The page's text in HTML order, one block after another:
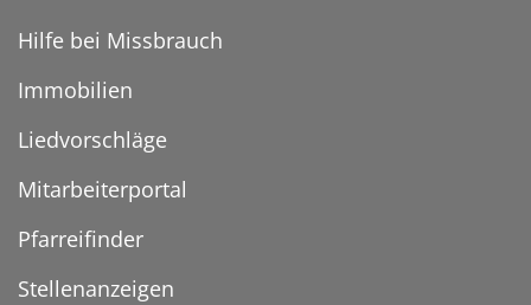
Hilfe bei Missbrauch
Immobilien
Liedvorschläge
Mitarbeiterportal
Pfarreifinder
Stellenanzeigen